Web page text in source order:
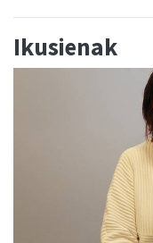
Ikusienak